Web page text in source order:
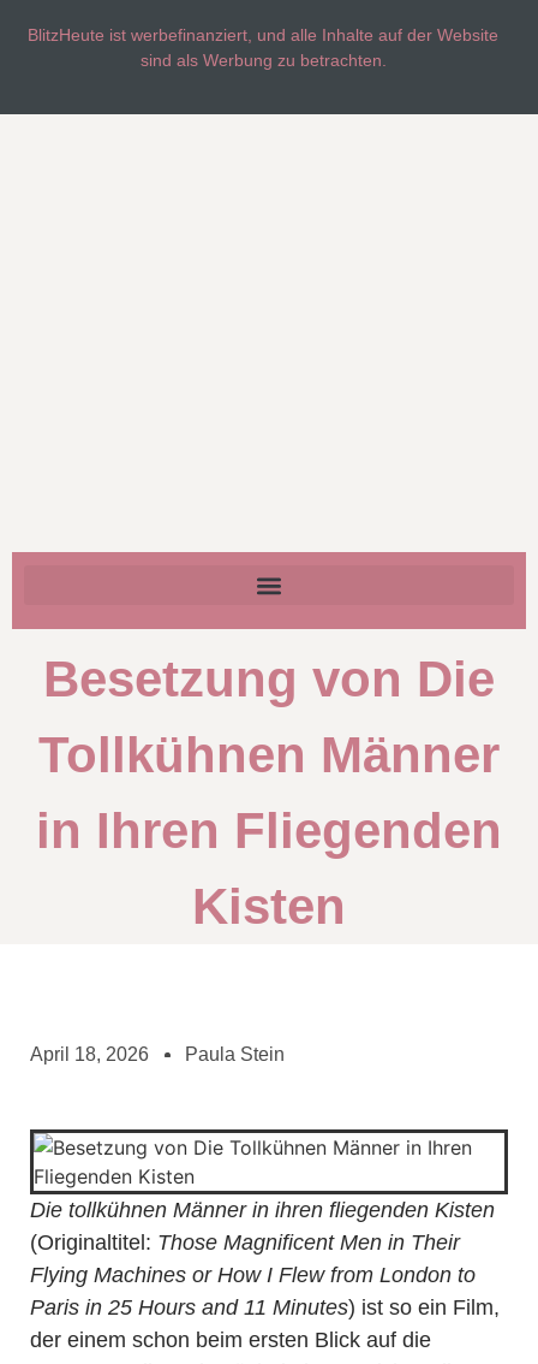
BlitzHeute ist werbefinanziert, und alle Inhalte auf der Website
sind als Werbung zu betrachten.
Besetzung von Die
Tollkühnen Männer
in Ihren Fliegenden
Kisten
April 18, 2026 Paula Stein
Die tollkühnen Männer in ihren fliegenden Kisten
(Originaltitel: Those Magnificent Men in Their
Flying Machines or How I Flew from London to
Paris in 25 Hours and 11 Minutes) ist so ein Film,
der einem schon beim ersten Blick auf die